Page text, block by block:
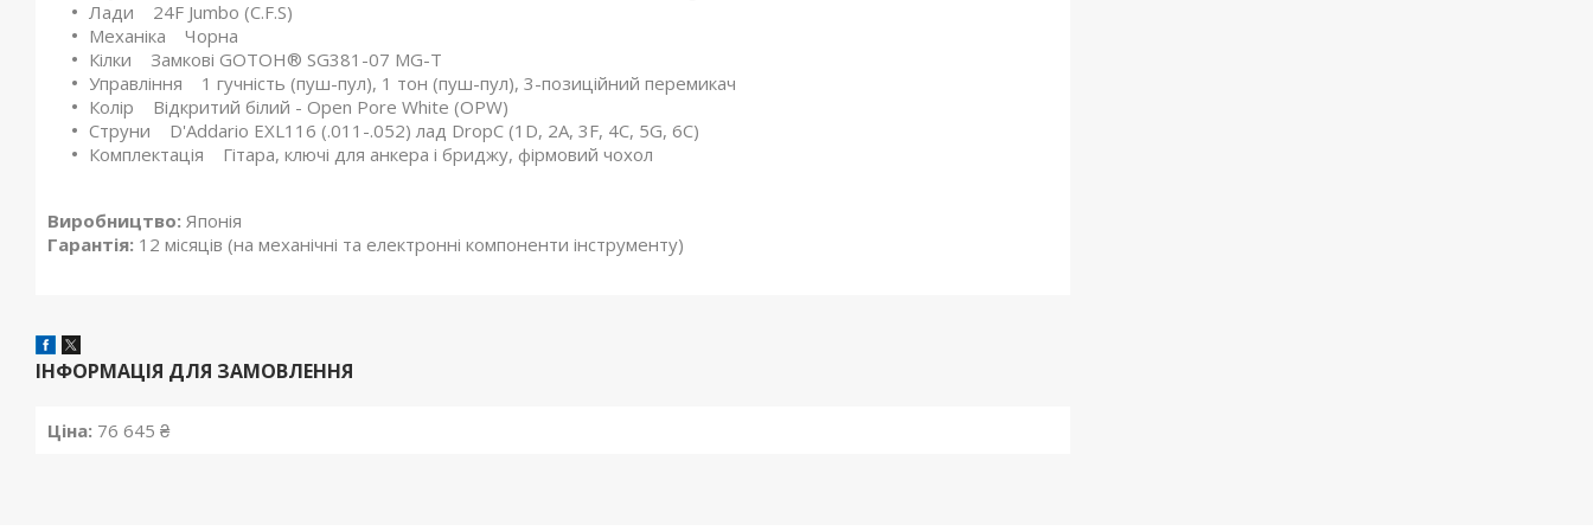
Лади 24F Jumbo (C.F.S)
Механіка Чорна
Кілки Замкові GOTOH® SG381-07 MG-T
Управління 1 гучність (пуш-пул), 1 тон (пуш-пул), 3-позиційний перемикач
Колір Відкритий білий - Open Pore White (OPW)
Струни D'Addario EXL116 (.011-.052) лад DropC (1D, 2A, 3F, 4C, 5G, 6C)
Комплектація Гітара, ключі для анкера і бриджу, фірмовий чохол
Виробництво: Японія
Гарантія: 12 місяців (на механічні та електронні компоненти інструменту)
ІНФОРМАЦІЯ ДЛЯ ЗАМОВЛЕННЯ
Ціна: 76 645 ₴